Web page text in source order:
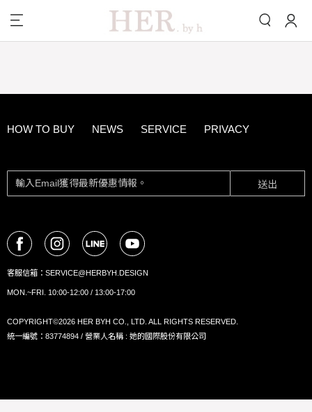
HOW TO BUY NEWS SERVICE PRIVACY
送出
客服信箱： SERVICE@HERBYH.DESIGN
MON.~FRI. 10:00-12:00 / 13:00-17:00
COPYRIGHT©2026 HER BYH CO., LTD. ALL RIGHTS RESERVED.
統一編號：83774894 / 營業人名稱 : 她的國際股份有限公司